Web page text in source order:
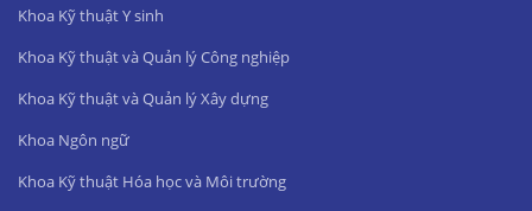
Khoa Kỹ thuật Y sinh
Khoa Kỹ thuật và Quản lý Công nghiệp
Khoa Kỹ thuật và Quản lý Xây dựng
Khoa Ngôn ngữ
Khoa Kỹ thuật Hóa học và Môi trường